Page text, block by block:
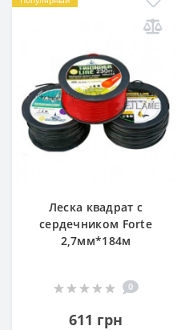
Леска квадрат с
сердечником Forte
2,7мм*184м
0
611 грн